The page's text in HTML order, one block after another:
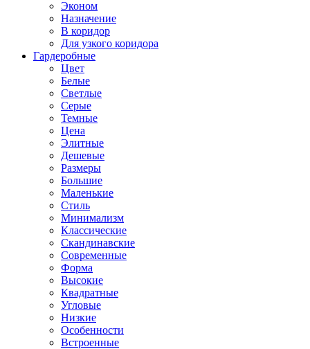
Эконом
Назначение
В коридор
Для узкого коридора
Гардеробные
Цвет
Белые
Светлые
Серые
Темные
Цена
Элитные
Дешевые
Размеры
Большие
Маленькие
Стиль
Минимализм
Классические
Скандинавские
Современные
Форма
Высокие
Квадратные
Угловые
Низкие
Особенности
Встроенные